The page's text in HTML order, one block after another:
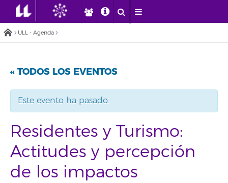
ULL - Agenda
« TODOS LOS EVENTOS
Este evento ha pasado.
Residentes y Turismo:
Actitudes y percepción
de los impactos